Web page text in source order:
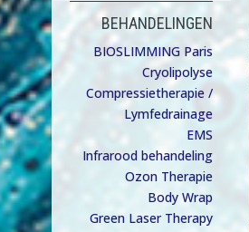
BEHANDELINGEN
BIOSLIMMING Paris
Cryolipolyse
Compressietherapie /
Lymfedrainage
EMS
Infrarood behandeling
Ozon Therapie
Body Wrap
Green Laser Therapy